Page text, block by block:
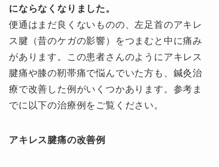
にならなくなりました。
便通はまだ良くないものの、左足首のアキレ
ス腱（昔のケガの影響）をつまむと中に痛み
があります。この患者さんのようにアキレス
腱痛や膝の靭帯痛で悩んでいた方も、鍼灸治
療で改善した例がいくつかあります。参考ま
でに以下の治療例をご覧ください。
アキレス腱痛の改善例